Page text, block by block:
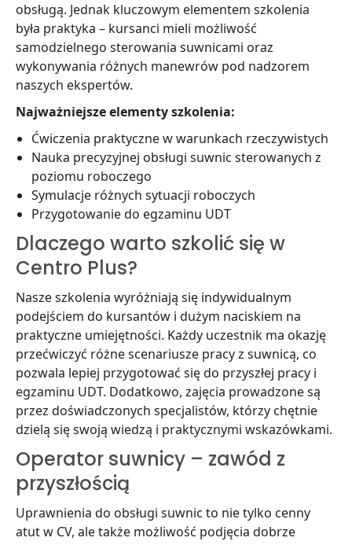
obsługą. Jednak kluczowym elementem szkolenia
była praktyka – kursanci mieli możliwość
samodzielnego sterowania suwnicami oraz
wykonywania różnych manewrów pod nadzorem
naszych ekspertów.
Najważniejsze elementy szkolenia:
Ćwiczenia praktyczne w warunkach rzeczywistych
Nauka precyzyjnej obsługi suwnic sterowanych z
poziomu roboczego
Symulacje różnych sytuacji roboczych
Przygotowanie do egzaminu UDT
Dlaczego warto szkolić się w
Centro Plus?
Nasze szkolenia wyróżniają się indywidualnym
podejściem do kursantów i dużym naciskiem na
praktyczne umiejętności. Każdy uczestnik ma okazję
przećwiczyć różne scenariusze pracy z suwnicą, co
pozwala lepiej przygotować się do przyszłej pracy i
egzaminu UDT. Dodatkowo, zajęcia prowadzone są
przez doświadczonych specjalistów, którzy chętnie
dzielą się swoją wiedzą i praktycznymi wskazówkami.
Operator suwnicy – zawód z
przyszłością
Uprawnienia do obsługi suwnic to nie tylko cenny
atut w CV, ale także możliwość podjęcia dobrze